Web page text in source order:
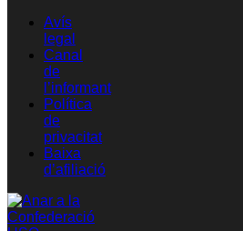
Avís
legal
Canal
de
l’informant
Política
de
privacitat
Baixa
d’afiliació